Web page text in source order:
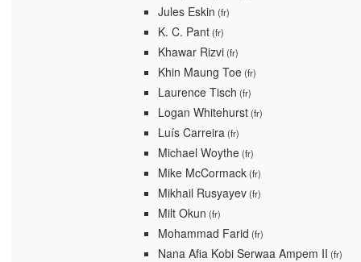
Jules Eskin (fr)
K. C. Pant(fr)
Khawar Rizvi(fr)
Khin Maung Toe(fr)
Laurence Tisch (fr)
Logan Whitehurst(fr)
Luís Carreira(fr)
Michael Woythe(fr)
Mike McCormack(fr)
Mikhail Rusyayev(fr)
Milt Okun (fr)
Mohammad Farid (fr)
Nana Afia Kobi Serwaa Ampem II (fr)